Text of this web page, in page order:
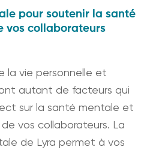
pour soutenir la santé
vos collaborateurs
la vie personnelle et
autant de facteurs qui
sur la santé mentale et
vos collaborateurs. La
de Lyra permet à vos